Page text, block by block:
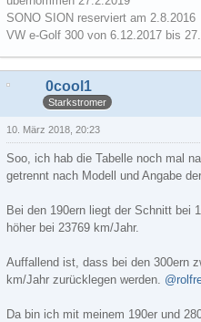
SONO SION reserviert am 2.8.2016
VW e-Golf 300 von 6.12.2017 bis
0cool1
Starkstromer
10. März 2018, 20:23
Soo, ich hab die Tabelle noch mal
getrennt nach Modell und Angabe
Bei den 190ern liegt der Schnitt bei
höher bei 23769 km/Jahr.
Auffallend ist, dass bei den 300ern
km/Jahr zurücklegen werden.
Da bin ich mit meinem 190er und